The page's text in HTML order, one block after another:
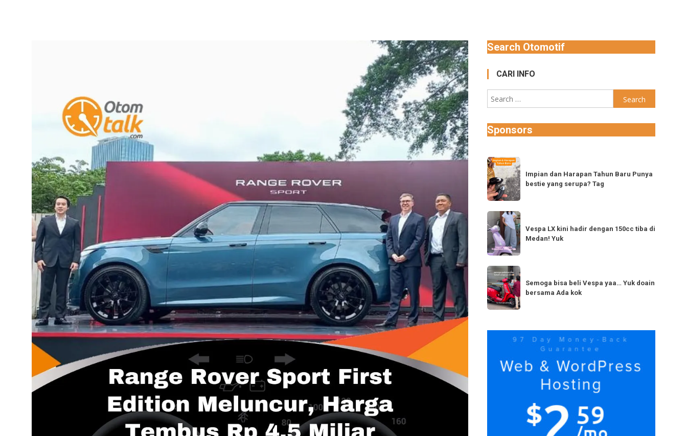
Search Otomotif
CARI INFO
Search
for:
Sponsors
Impian
dan
Harapan
Tahun
Baru
Punya
bestie
yang
Tag
Impian dan Harapan Tahun Baru Punya
bestie yang serupa? Tag
Vespa
LX
kini
hadir
dengan
150cc
tiba
di
Yuk
Vespa LX kini hadir dengan 150cc tiba di
Medan! Yuk
Semoga
bisa
beli
Vespa
Yuk
bersama
Semoga bisa beli Vespa yaa… Yuk doain
bersama Ada kok